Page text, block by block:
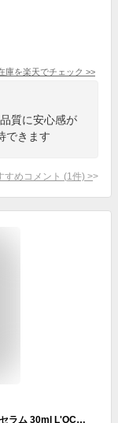
庫を楽天でチェック >>
質に安心感が
できます
すめコメント (1 件) >
ロクシタン イモーテル オーバーナイト リセット セラム 30ml L'OCCITANE 美容液 [6969/1380/1384]送料無料